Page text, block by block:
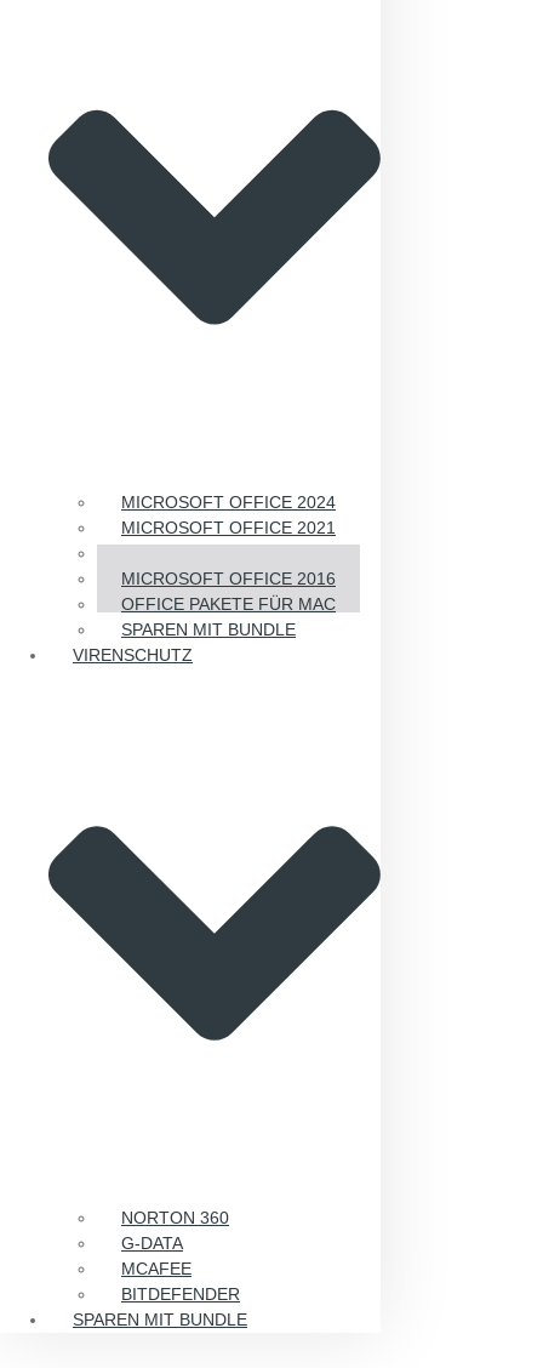
MICROSOFT OFFICE 2024
MICROSOFT OFFICE 2021
MICROSOFT OFFICE 2016
OFFICE PAKETE FÜR MAC
SPAREN MIT BUNDLE
VIRENSCHUTZ
NORTON 360
G-DATA
MCAFEE
BITDEFENDER
SPAREN MIT BUNDLE